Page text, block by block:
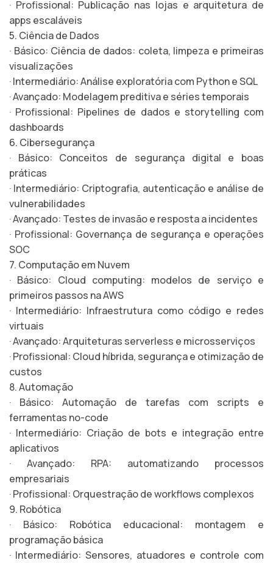
· Profissional: Publicação nas lojas e arquitetura de
apps escaláveis
5. Ciência de Dados
· Básico: Ciência de dados: coleta, limpeza e primeiras
visualizações
· Intermediário: Análise exploratória com Python e SQL
· Avançado: Modelagem preditiva e séries temporais
· Profissional: Pipelines de dados e storytelling com
dashboards
6. Cibersegurança
· Básico: Conceitos de segurança digital e boas
práticas
· Intermediário: Criptografia, autenticação e análise de
vulnerabilidades
· Avançado: Testes de invasão e resposta a incidentes
· Profissional: Governança de segurança e operações
SOC
7. Computação em Nuvem
· Básico: Cloud computing: modelos de serviço e
primeiros passos na AWS
· Intermediário: Infraestrutura como código e redes
virtuais
· Avançado: Arquiteturas serverless e microsserviços
· Profissional: Cloud híbrida, segurança e otimização de
custos
8. Automação
· Básico: Automação de tarefas com scripts e
ferramentas no-code
· Intermediário: Criação de bots e integração entre
aplicativos
· Avançado: RPA: automatizando processos
empresariais
· Profissional: Orquestração de workflows complexos
9. Robótica
· Básico: Robótica educacional: montagem e
programação básica
· Intermediário: Sensores, atuadores e controle com